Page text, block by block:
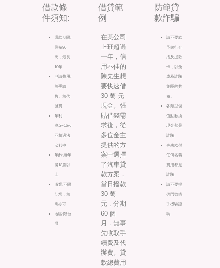
借款條
件須知:
還款期限:
最短90
天，最長
10年
申請費用:
無手續
費、無代
辦費
年利
率:2~16%
不超過法
定利率
年齡:須年
滿18歲以
上
職業:不限
行業，無
業亦可
地區:限台
灣
借貸範
例
在某公司
上班超過
一年，信
用不佳的
陳先生想
要快速借
30 萬 元
現金。張
貼借錢需
求後，從
多位金主
提供的方
案中選擇
了汽車貸
款方案，
當日撥款
30 萬
元，分期
60 個
月，無事
先收取手
續費及代
辦費。貸
款總費用
防範貸
款詐騙
請不要給
予銀行存
摺及提款
卡，以免
成為詐騙
集團的共
犯。
各類型儲
值點數換
現金都是
詐騙
事先給付
任何名義
費用都是
詐騙
請不要提
供門號或
手機驗證
碼